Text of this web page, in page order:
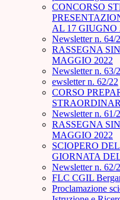
CONCORSO
AL 17 GIUGNO
Newsletter n. 64/
RASSEGNA
MAGGIO 2022
Newsletter n. 63/
ewsletter n. 62/22
CORSO
Newsletter n. 61/
RASSEGNA
MAGGIO 2022
SCIOPERO
GIORNATA
Newsletter n. 62/
FLC CGIL
Proclamazione